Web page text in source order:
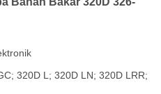
320D L; 320D LN; 320D LRR;